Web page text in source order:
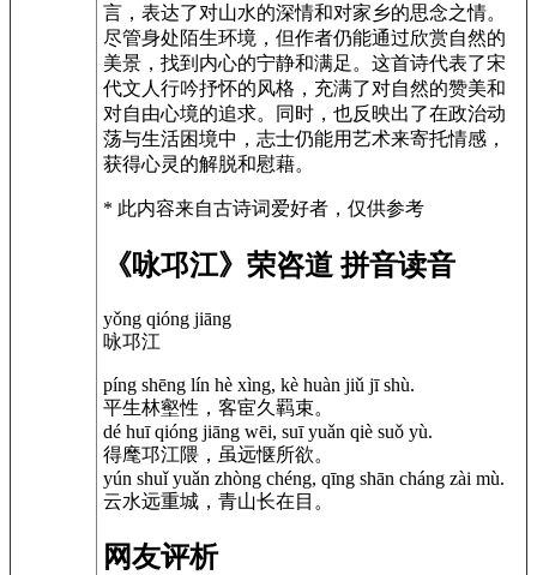
言，表达了对山水的深情和对家乡的思念之情。
尽管身处陌生环境，但作者仍能通过欣赏自然的
美景，找到内心的宁静和满足。这首诗代表了宋
代文人行吟抒怀的风格，充满了对自然的赞美和
对自由心境的追求。同时，也反映出了在政治动
荡与生活困境中，志士仍能用艺术来寄托情感，
获得心灵的解脱和慰藉。
* 此内容来自古诗词爱好者，仅供参考
《咏邛江》荣咨道 拼音读音
yǒng qióng jiāng
咏邛江
píng shēng lín hè xìng, kè huàn jiǔ jī shù.
平生林壑性，客宦久羁束。
dé huī qióng jiāng wēi, suī yuǎn qiè suǒ yù.
得麾邛江隈，虽远惬所欲。
yún shuǐ yuǎn zhòng chéng, qīng shān cháng zài mù.
云水远重城，青山长在目。
网友评析